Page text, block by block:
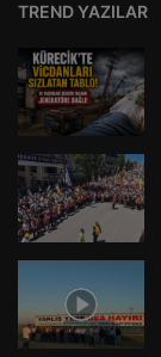
TREND YAZILAR